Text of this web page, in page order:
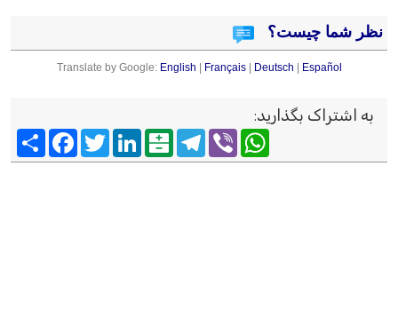
نظر شما چیست؟
Translate by Google: English Français| Deutsch Español
به اشتراک بگذارید:
FacebookTwitter
LinkedInBalatarin
TelegramViber
WhatsApp